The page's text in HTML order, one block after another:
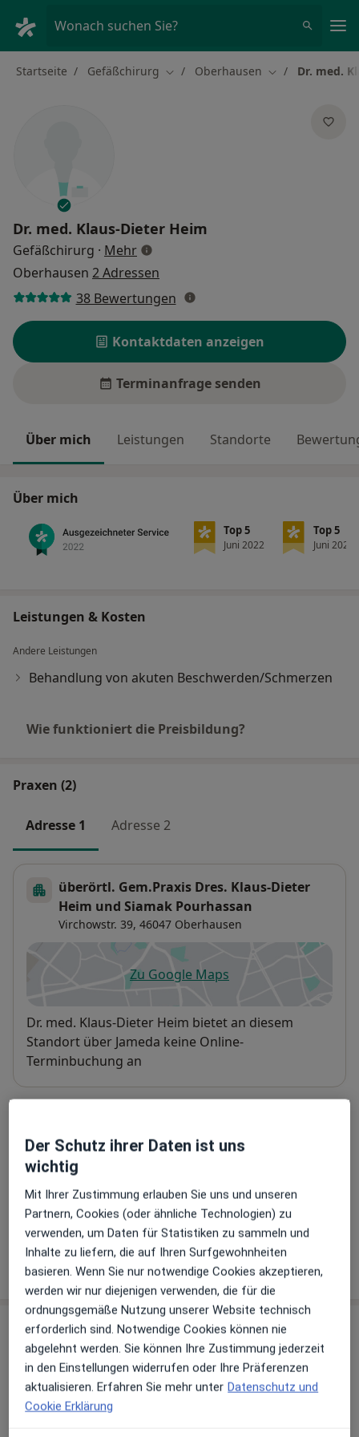
Wonach suchen Sie?
Startseite Gefäßchirurg Stadt ändern
Oberhausen Stadt ändern
Dr. med.
Dr. med. Klaus-Dieter Heim
Gefäßchirurg · Mehrüber Spezialisierungen
Oberhausen 2 Adressen
38 Bewertungen
Kontaktdaten anzeigen
Terminanfrage senden
Über mich Leistungen Standorte
Über mich
Top 5
Juni 2022
Top 5
Juni 2022
Leistungen & Kosten
Andere Leistungen
Behandlung von akuten Beschwerden/Schmerzen
Wie funktioniert die Preisbildung?
Praxen (2)
Adresse 1 Adresse 2
überörtl. Gem.Praxis Dres. Klaus-Dieter
Heim und Siamak Pourhassan
Virchowstr. 39, 46047 Oberhausen
Zu Google Mapsöffnet in einer neuen
Verfügbarkeit
Dr. med. Klaus-Dieter Heim bietet an diesem
Standort über Jameda keine Online-
Terminbuchung an
Akzeptierte Versicherungen
Details
Telefonnummer
0208 620...Telefonnummer anzeigen
Mehr Details anzeigen
über die Adresse
Erfahrungen
Bewerten
Der Schutz ihrer Daten ist uns
wichtig
Mit Ihrer Zustimmung erlauben Sie uns und unseren
Partnern, Cookies (oder ähnliche Technologien) zu
verwenden, um Daten für Statistiken zu sammeln und
Inhalte zu liefern, die auf Ihren Surfgewohnheiten
basieren. Wenn Sie nur notwendige Cookies akzeptieren,
werden wir nur diejenigen verwenden, die für die
ordnungsgemäße Nutzung unserer Website technisch
erforderlich sind. Notwendige Cookies können nie
abgelehnt werden. Sie können Ihre Zustimmung jederzeit
in den Einstellungen widerrufen oder Ihre Präferenzen
aktualisieren. Erfahren Sie mehr unter Datenschutz und
Cookie Erklärung